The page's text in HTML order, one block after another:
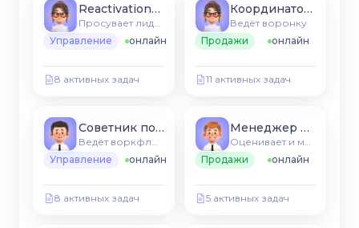
Reactivation-агент
Управление
онлайн
8 активных задач
Координатор услуг
Ведёт воронку
Продажи
онлайн
11 активных задач
Советник по услугам
Управление
онлайн
8 активных задач
Менеджер воронки
Продажи
онлайн
5 активных задач